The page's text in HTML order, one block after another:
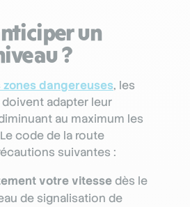
un
?
dangereuses, les
adapter leur
au maximum les
code de la route
suivantes :
votre vitessedès le
de signalisation de